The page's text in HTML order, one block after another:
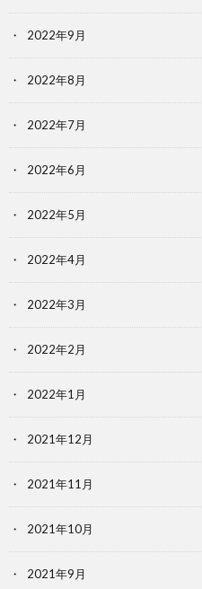
2022年9月
2022年8月
2022年7月
2022年6月
2022年5月
2022年4月
2022年3月
2022年2月
2022年1月
2021年12月
2021年11月
2021年10月
2021年9月